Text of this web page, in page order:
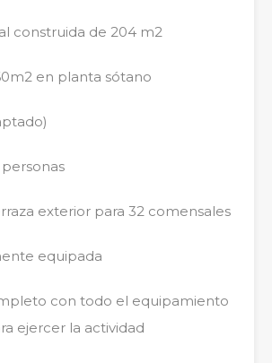
construida de 204 m2
en planta sótano
exterior para 32 comensales
equipada
con todo el equipamiento
ejercer la actividad